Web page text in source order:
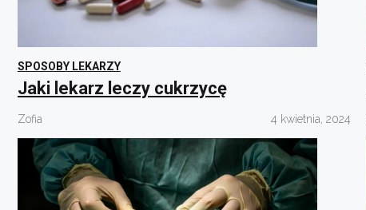
SPOSOBY LEKARZY
Jaki lekarz leczy cukrzycę
Zofia 4 kwietnia, 2024